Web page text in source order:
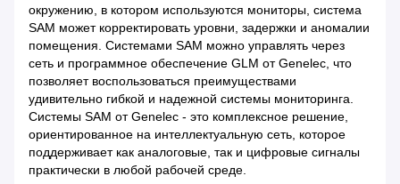
окружению, в котором используются мониторы, система
SAM может корректировать уровни, задержки и аномалии
помещения. Системами SAM можно управлять через
сеть и программное обеспечение GLM от Genelec, что
позволяет воспользоваться преимуществами
удивительно гибкой и надежной системы мониторинга.
Системы SAM от Genelec - это комплексное решение,
ориентированное на интеллектуальную сеть, которое
поддерживает как аналоговые, так и цифровые сигналы
практически в любой рабочей среде.